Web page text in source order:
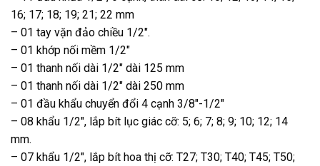
16; 17; 18; 19; 21; 22 mm
– 01 tay vặn đảo chiều 1/2″.
– 01 khớp nối mềm 1/2″
– 01 thanh nối dài 1/2″ dài 125 mm
– 01 thanh nối dài 1/2″ dài 250 mm
– 01 đầu khẩu chuyển đổi 4 cạnh 3/8″-1/2″
– 08 khẩu 1/2″, lắp bít lục giác cỡ: 5; 6; 7; 8; 9; 10; 12; 14
mm.
– 07 khẩu 1/2″, lắp bít hoa thị cỡ: T27; T30; T40; T45; T50;